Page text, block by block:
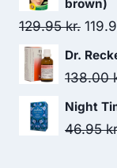
var:
79.00
brown)
129.95kr. Den
pris
Dr.
138.00
Night
46.95